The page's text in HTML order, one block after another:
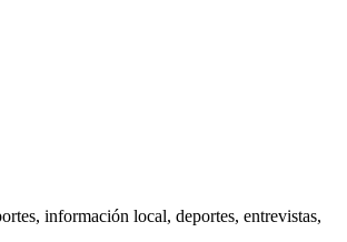
información local, deportes, entrevistas,